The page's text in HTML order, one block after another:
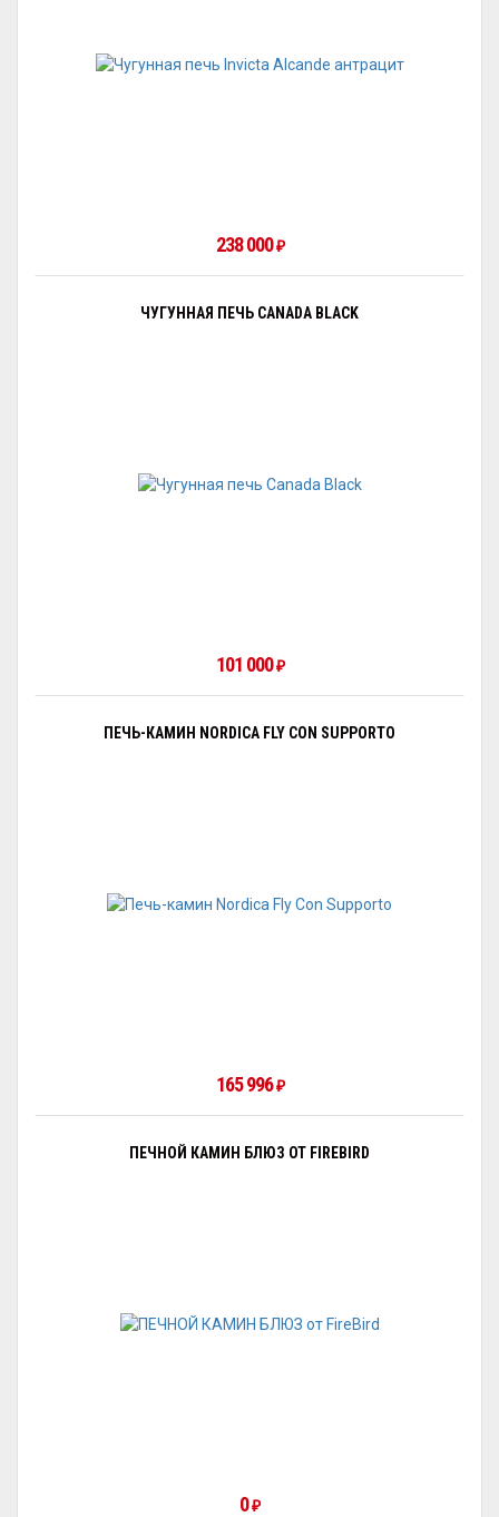
238 000 ₽
ЧУГУННАЯ ПЕЧЬ CANADA BLACK
101 000 ₽
ПЕЧЬ-КАМИН NORDICA FLY CON SUPPORTO
165 996 ₽
ПЕЧНОЙ КАМИН БЛЮЗ ОТ FIREBIRD
0 ₽